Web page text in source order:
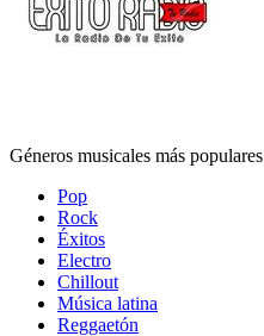
Géneros musicales más populares
Pop
Rock
Éxitos
Electro
Chillout
Música latina
Reggaetón